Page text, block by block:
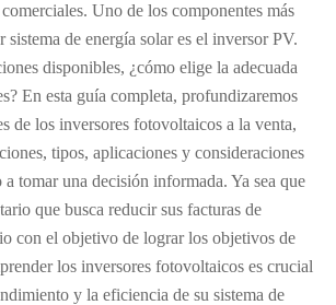
Uno de los componentes más
sistema de energía solar es el inversor PV.
disponibles, ¿cómo elige la adecuada
En esta guía completa, profundizaremos
de los inversores fotovoltaicos a la venta,
tipos, aplicaciones y consideraciones
tomar una decisión informada. Ya sea que
que busca reducir sus facturas de
con el objetivo de lograr los objetivos de
los inversores fotovoltaicos es crucial
y la eficiencia de su sistema de